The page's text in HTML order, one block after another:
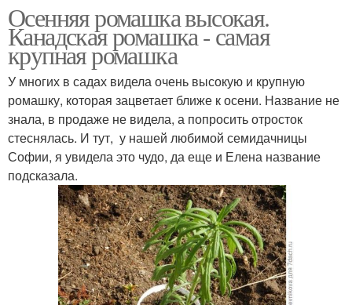
Осенняя ромашка высокая.
Канадская ромашка - самая
крупная ромашка
У многих в садах видела очень высокую и крупную
ромашку, которая зацветает ближе к осени. Название не
знала, в продаже не видела, а попросить отросток
стеснялась. И тут, у нашей любимой семидачницы
Софии, я увидела это чудо, да еще и Елена название
подсказала.